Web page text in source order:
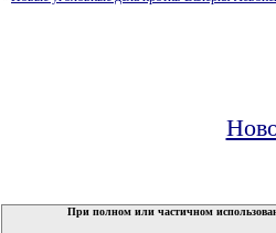
При полном или частичном